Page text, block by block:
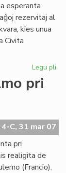
esperanta
rezervitaj al
kies unua
Civita
Legu pli
pri
C, 31 mar 07
pri
realigita de
(Francio),